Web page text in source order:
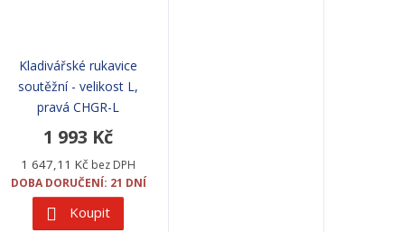
Kladivářské rukavice
soutěžní - velikost L,
pravá CHGR-L
1 993 Kč
1 647,11 Kč bez DPH
DOBA DORUČENÍ: 21 DNÍ
Koupit